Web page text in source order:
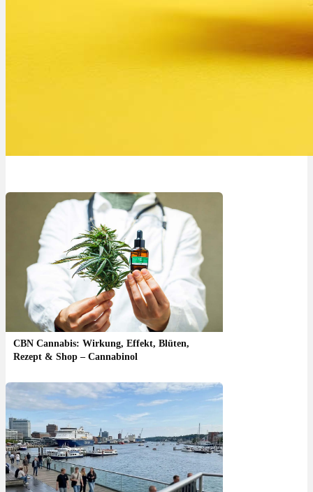
CBN Cannabis: Wirkung, Effekt, Blüten,
Rezept & Shop – Cannabinol